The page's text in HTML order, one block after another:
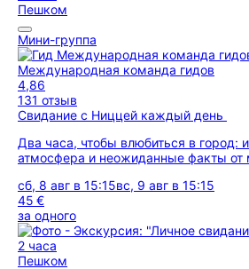
Пешком
Мини-группа
Международная команда гидов
4,86
131 отзыв
Свидание с Ниццей каждый день
Два часа, чтобы влюбиться в город:
атмосфера и неожиданные факты от
сб, 8 авг в 15:15вс, 9 авг в 15:15
45 €
за одного
2 часа
Пешком